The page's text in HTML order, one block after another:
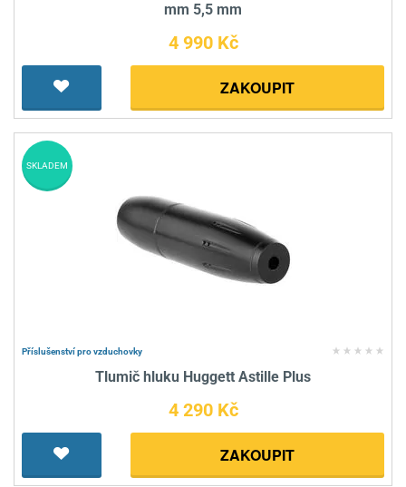
mm 5,5 mm
4 990 Kč
ZAKOUPIT
Příslušenství pro vzduchovky
Tlumič hluku Huggett Astille Plus
4 290 Kč
ZAKOUPIT
SKLADEM